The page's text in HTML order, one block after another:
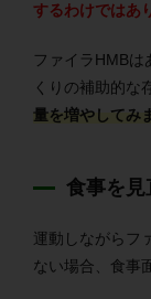
するわけではあ
ファイラHMB
くりの補助的な
量を増やしてみ
食事を見
運動しながらフ
ない場合、食事